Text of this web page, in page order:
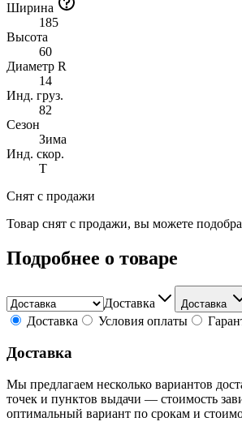
Ширина
185
Высота
60
Диаметр R
14
Инд. груз.
82
Сезон
Зима
Инд. скор.
T
Снят с продажи
Товар снят с продажи, вы можете
Подробнее о товаре
Доставка Доставка
Доставка Условия оплаты
Доставка
Мы предлагаем несколько вариантов
точек и пунктов выдачи — стоимость
оптимальный вариант по срокам и